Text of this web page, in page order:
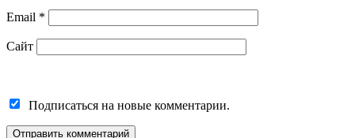
Email *
Сайт
Подписаться на новые комментарии.